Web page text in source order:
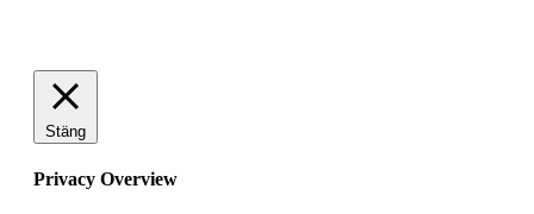
Stäng
Privacy Overview